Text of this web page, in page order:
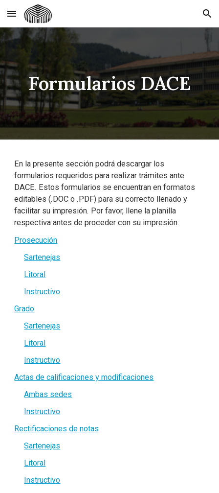
Skip to main content Skip to navigation
Formularios DACE
En la presente sección podrá descargar los
formularios requeridos para realizar trámites ante
DACE. Estos formularios se encuentran en formatos
editables (.DOC o .PDF) para su correcto llenado y
facilitar su impresión. Por favor, llene la planilla
respectiva antes de proceder con su impresión:
Prosecución
Sartenejas
Litoral
Instructivo
Grado
Sartenejas
Litoral
Instructivo
Actas de calificaciones y modificaciones
Ambas sedes
Instructivo
Rectificaciones de notas
Sartenejas
Litoral
Instructivo